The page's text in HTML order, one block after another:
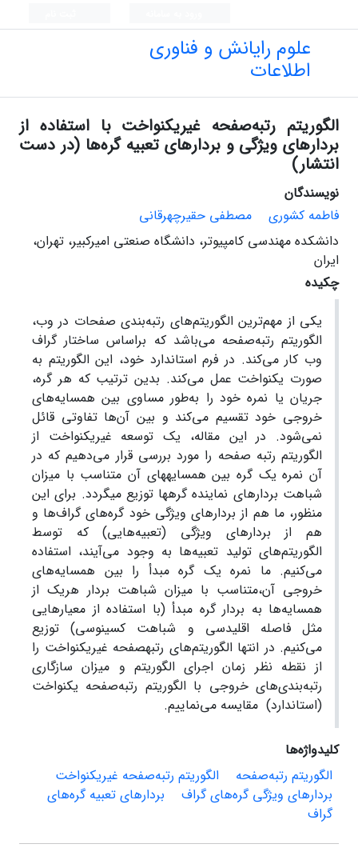
علوم رایانش و فناوری
اطلاعات
الگوریتم رتبه‌صفحه غیر‌یکنواخت با استفاده از
بردار‌های ویژگی و بردارهای تعبیه گره‌ها (در دست
انتشار)
نویسندگان
فاطمه‌ کشوری
مصطفی حقیرچهرقانی
دانشکده مهندسی کامپیوتر، دانشگاه صنعتی امیرکبیر، تهران،
ایران
چکیده
یکی از مهم‌ترین الگوریتم‌های رتبه‌‌بندی صفحات در وب،
الگوریتم رتبه‌صفحه میباشد که بر‌اساس ساختار گراف
وب کار می‌کند. در فرم استاندارد خود، این الگوریتم به
صورت یکنواخت عمل می‌کند. بدین ترتیب که هر گره،
جریان یا نمره خود را بهطور مساوی بین همسایههای
خروجی خود تقسیم میکند و بین آنها تفاوتی قائل
نمیشود. در این مقاله، یک توسعه غیریکنواخت از
الگوریتم رتبه صفحه را مورد بررسی قرار میدهیم که در
آن نمره یک گره بین همسایه­های آن متناسب با میزان
شباهت بردارهای نماینده گره­ها توزیع می­گردد. برای این
منظور، ما هم از بردارهای ویژگی خود گرههای گرافها و
هم از بردارهای ویژگی (تعبیههایی) که توسط
الگوریتمهای تولید تعبیهها به وجود میآیند، استفاده
میکنیم. ما نمره یک گره مبدأ را بین همسایههای
خروجی آن،متناسب با میزان شباهت بردار هر‌یک از
همسایهها به بردار گره مبدأ (با استفاده از معیارهایی
مثل فاصله اقلیدسی و شباهت کسینوسی) توزیع
میکنیم. در انتها الگوریتمهای رتبه­صفحه غیریکنواخت را
از نقطه نظر زمان اجرای الگوریتم و میزان سازگاری
رتبهبندیهای خروجی با الگوریتم رتبه‌صفحه یکنواخت
(استاندارد) مقایسه مینماییم.
کلیدواژه‌ها
الگوریتم رتبه‌صفحه
الگوریتم رتبه‌صفحه غیریکنواخت
بردارهای ویژگی گره‌های گراف
بردارهای تعبیه گره‌های
گراف